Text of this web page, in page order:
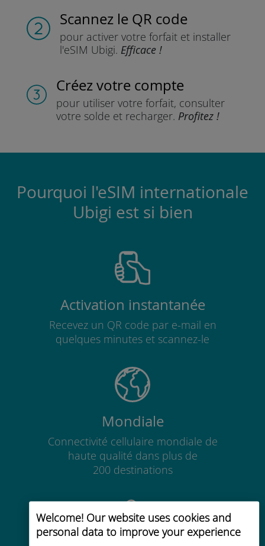
Welcome! Our website uses cookies and
personal data to improve your experience
Scannez le QR code
pour activer votre forfaitet installer
l'eSIM Ubigi. Efficace !
Créez votre compte
pour utiliser votre forfait, consulter
votre solde et recharger. Profitez !
Pourquoi l'eSIM internationale
Ubigi est si bien
Activation instantanée
Recevez un QR code par e-mail en
quelques minutes et scannez-le
Mondiale
Connectivité cellulaire mondiale de
haute qualité dans plus de
200 destinations